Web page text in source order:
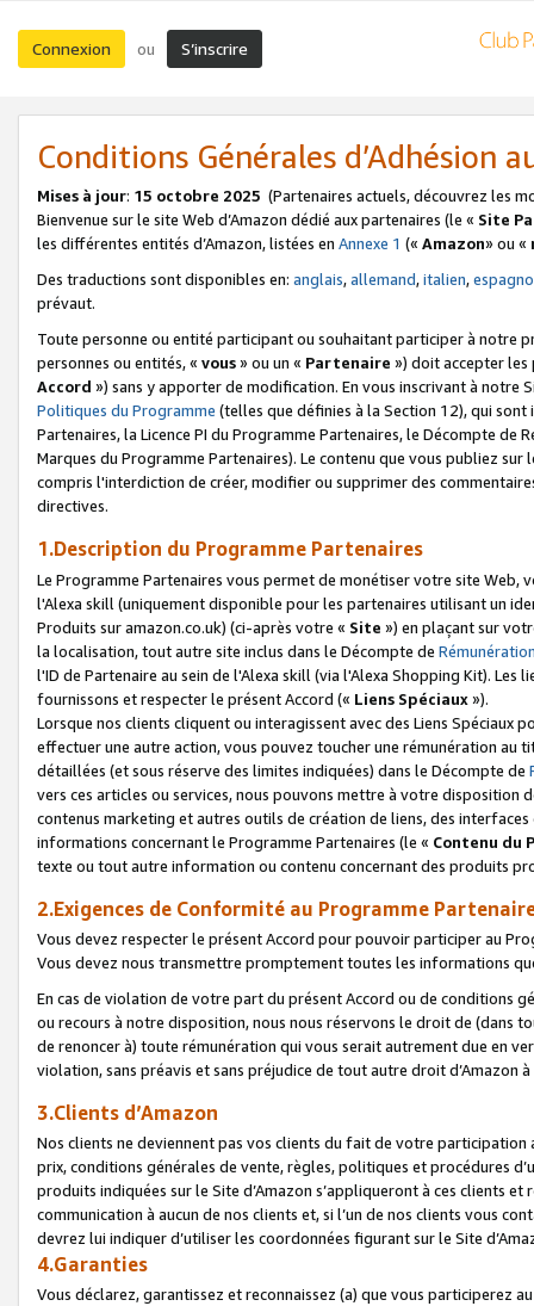
Connexion ou S’inscrire
Conditions Générales d’Adhésion
Mises à jour: 15 octobre 2025 (Partenaires actuels, découvrez les
Bienvenue sur le site Web d’Amazon dédié aux partenaires (le « Site
les différentes entités d’Amazon, listées en Annexe 1 (« Amazon» ou «
Des traductions sont disponibles en: anglais,allemand,italien,
prévaut.
Toute personne ou entité participant ou souhaitant participer à notre
personnes ou entités, « vous» ou un « Partenaire ») doit accepter les
Accord ») sans y apporter de modification. En vous inscrivant à notre
Politiques du Programme (telles que définies à la Section 12), qui
Partenaires, la Licence PI du Programme Partenaires, le Décompte de
Marques du Programme Partenaires). Le contenu que vous publiez
compris l'interdiction de créer, modifier ou supprimer des
directives.
1.Description du Programme Partenaires
Le Programme Partenaires vous permet de monétiser votre site Web,
l'Alexa skill (uniquement disponible pour les partenaires utilisant un
Produits sur amazon.co.uk) (ci-après votre « Site ») en plaçant sur
la localisation, tout autre site inclus dans le Décompte de
l'ID de Partenaire au sein de l'Alexa skill (via l'Alexa Shopping Kit).
fournissons et respecter le présent Accord (« Liens Spéciaux»).
Lorsque nos clients cliquent ou interagissent avec des Liens Spéciaux
effectuer une autre action, vous pouvez toucher une rémunération
détaillées (et sous réserve des limites indiquées) dans le Décompte de
vers ces articles ou services, nous pouvons mettre à votre disposition
contenus marketing et autres outils de création de liens, des
informations concernant le Programme Partenaires (le « Contenu du
texte ou tout autre information ou contenu concernant des produits
2.Exigences de Conformité au Programme
Vous devez respecter le présent Accord pour pouvoir participer au
Vous devez nous transmettre promptement toutes les informations
En cas de violation de votre part du présent Accord ou de conditions
ou recours à notre disposition, nous nous réservons le droit de (dans
de renoncer à) toute rémunération qui vous serait autrement due en
violation, sans préavis et sans préjudice de tout autre droit
3.Clients d’Amazon
Nos clients ne deviennent pas vos clients du fait de votre
prix, conditions générales de vente, règles, politiques et procédures
produits indiquées sur le Site d’Amazon s’appliqueront à ces clients
communication à aucun de nos clients et, si l’un de nos clients vous
devrez lui indiquer d’utiliser les coordonnées figurant sur le Site
4.Garanties
Vous déclarez, garantissez et reconnaissez (a) que vous participerez